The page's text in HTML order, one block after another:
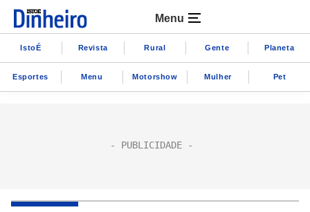
Menu
IstoÉ Revista Rural Gente Planeta
Esportes Menu Motorshow Mulher Pet